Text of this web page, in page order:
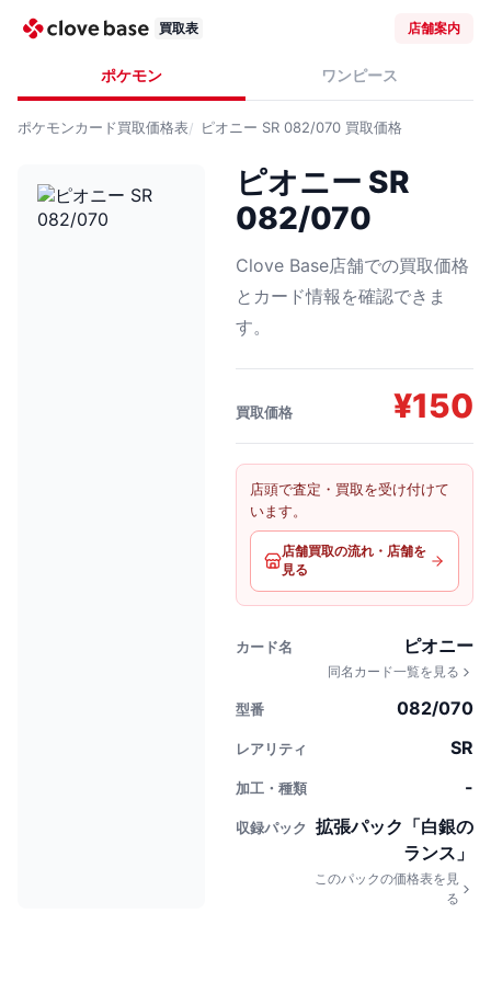
買取表 店舗案内
ポケモン ワンピース
ポケモンカード買取価格表 ピオニー SR 082/070 買取価格
ピオニー SR
082/070
Clove Base店舗での買取価格
とカード情報を確認できま
す。
買取価格 ¥150
店頭で査定・買取を受け付けて
います。
店舗買取の流れ・店舗を
見る
カード名 ピオニー
同名カード一覧を見る
型番 082/070
レアリティ SR
加工・種類 -
収録パック
拡張パック「白銀の
ランス」
このパックの価格表を見
る